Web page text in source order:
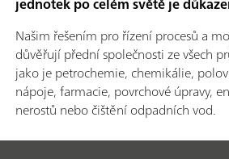
Našim řešením pro řízení procesů a
důvěřují přední společnosti ze všech
jako je petrochemie, chemikálie,
nápoje, farmacie, povrchové úpravy,
nerostů nebo čištění odpadních vod.